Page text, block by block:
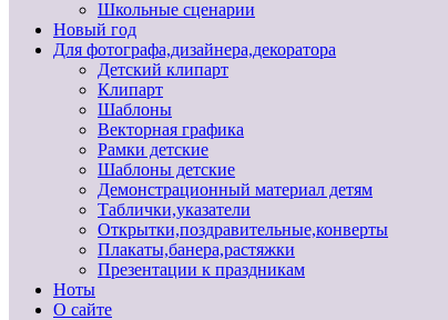
Школьные сценарии
Новый год
Для фотографа,дизайнера,декоратора
Детский клипарт
Клипарт
Шаблоны
Векторная графика
Рамки детские
Шаблоны детские
Демонстрационный материал детям
Таблички,указатели
Открытки,поздравительные,конверты
Плакаты,банера,растяжки
Презентации к праздникам
Ноты
О сайте